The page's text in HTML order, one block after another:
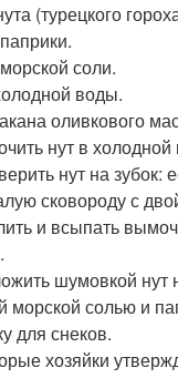
(турецкого
соли.
воды.
оливкового
нут в
нут на зубок:
сковороду с
и всыпать
шумовкой нут
морской солью и
для снеков.
хозяйки